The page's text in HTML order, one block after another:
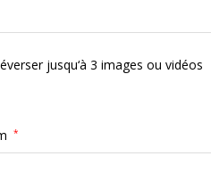
jusqu‘à 3 images ou vidéos
*